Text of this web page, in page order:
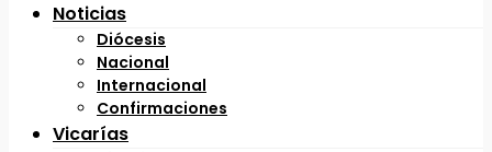
Noticias
Diócesis
Nacional
Internacional
Confirmaciones
Vicarías